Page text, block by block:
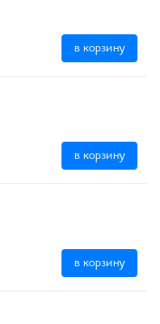
в корзину
в корзину
в корзину